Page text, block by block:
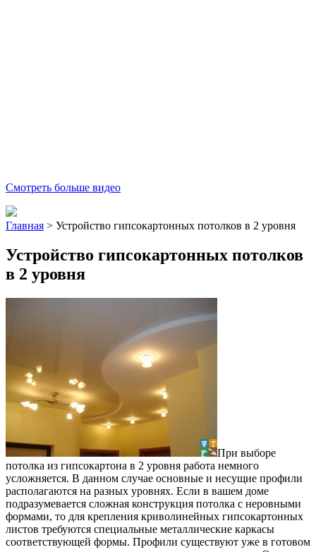
Смотреть больше видео
Главная > Устройство гипсокартонных потолков в 2 уровня
Устройство гипсокартонных потолков
в 2 уровня
При выборе
потолка из гипсокартона в 2 уровня работа немного
усложняется. В данном случае основные и несущие профили
располагаются на разных уровнях. Если в вашем доме
подразумевается сложная конструкция потолка с неровными
формами, то для крепления криволинейных гипсокартонных
листов требуются специальные металлические каркасы
соответствующей формы. Профили существуют уже в готовом